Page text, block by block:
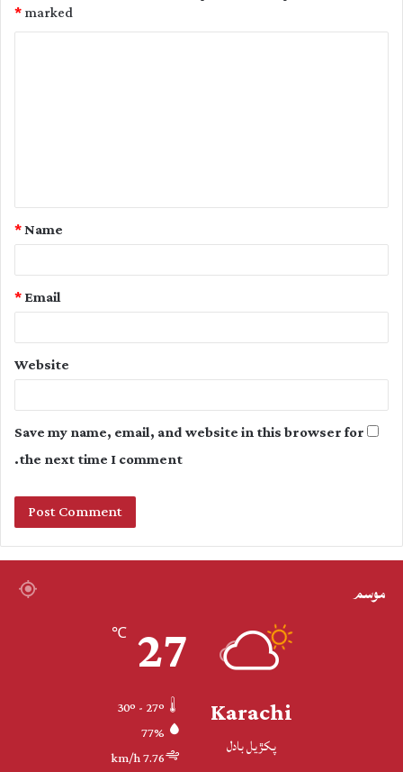
marked
*
t
Name
*
Email
*
Website
Save my name, email, and website in this browser for
the next time I comment.
موسم
Karachi
پکڙيل بادل
27
℃
77%
7.76 km/h